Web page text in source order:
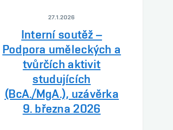
27.1.2026
Interní soutěž –
Podpora uměleckých a
tvůrčích aktivit
studujících
(BcA./MgA.), uzávěrka
9. března 2026